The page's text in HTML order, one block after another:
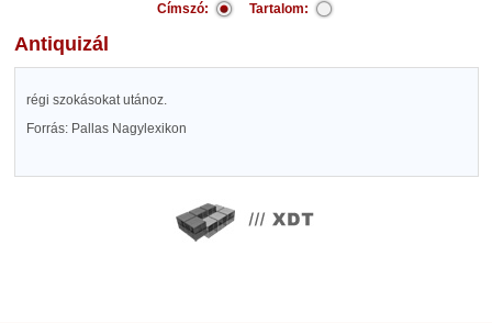
Címszó: Tartalom:
Antiquizál
régi szokásokat utánoz.
Forrás: Pallas Nagylexikon